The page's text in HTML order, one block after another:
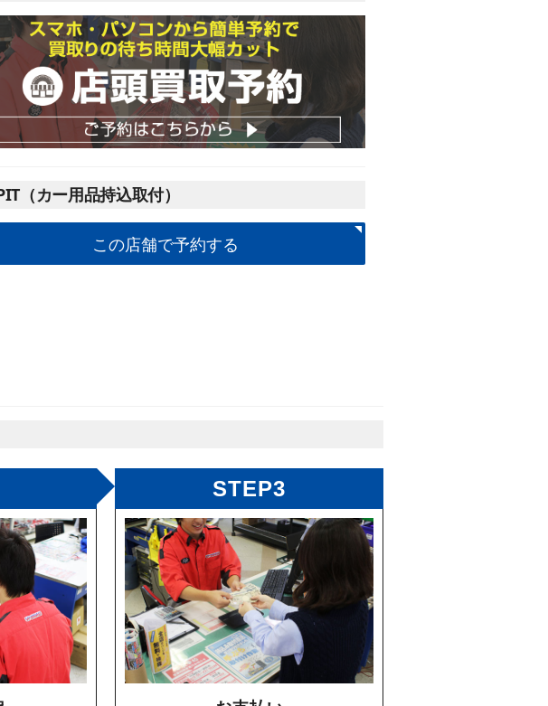
（カー用品持込取付）
この店舗で予約する
STEP3